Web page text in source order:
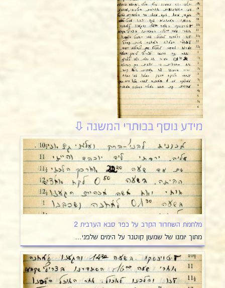
מלחמת השחרור הקרב על כפר סבא הערבית 2
מתוך יומנו של שמעון קוטנר על הימים שלפני…